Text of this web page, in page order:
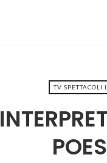
TV SPETTACOLI